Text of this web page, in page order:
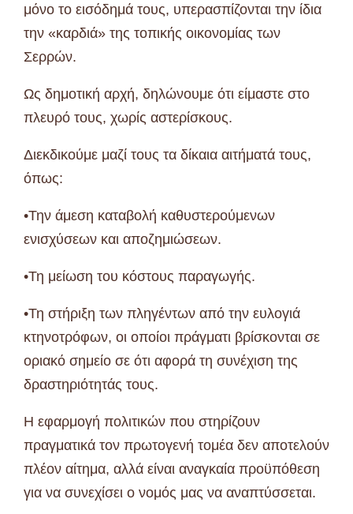
μόνο το εισόδημά τους, υπερασπίζονται την ίδια
την «καρδιά» της τοπικής οικονομίας των
Σερρών.
Ως δημοτική αρχή, δηλώνουμε ότι είμαστε στο
πλευρό τους, χωρίς αστερίσκους.
Διεκδικούμε μαζί τους τα δίκαια αιτήματά τους,
όπως:
•Την άμεση καταβολή καθυστερούμενων
ενισχύσεων και αποζημιώσεων.
•Τη μείωση του κόστους παραγωγής.
•Τη στήριξη των πληγέντων από την ευλογιά
κτηνοτρόφων, οι οποίοι πράγματι βρίσκονται σε
οριακό σημείο σε ότι αφορά τη συνέχιση της
δραστηριότητάς τους.
Η εφαρμογή πολιτικών που στηρίζουν
πραγματικά τον πρωτογενή τομέα δεν αποτελούν
πλέον αίτημα, αλλά είναι αναγκαία προϋπόθεση
για να συνεχίσει ο νομός μας να αναπτύσσεται.